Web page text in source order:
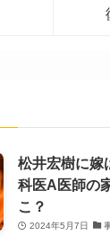
松井宏樹に嫁
科医A医師の
こ？
2024年5月7日